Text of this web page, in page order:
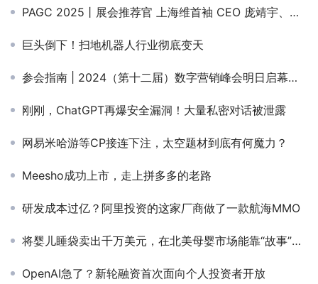
PAGC 2025丨展会推荐官 上海维首袖 CEO 庞靖宇、帝视科技 CEO 高钦泉、清博智能 副总裁 宗利军 邀您参与万人出海展会
巨头倒下！扫地机器人行业彻底变天
参会指南 | 2024（第十二届）数字营销峰会明日启幕，内附完整议程
刚刚，ChatGPT再爆安全漏洞！大量私密对话被泄露
网易米哈游等CP接连下注，太空题材到底有何魔力？
Meesho成功上市，走上拼多多的老路
研发成本过亿？阿里投资的这家厂商做了一款航海MMO
将婴儿睡袋卖出千万美元，在北美母婴市场能靠“故事”取胜多久？
OpenAI急了？新轮融资首次面向个人投资者开放